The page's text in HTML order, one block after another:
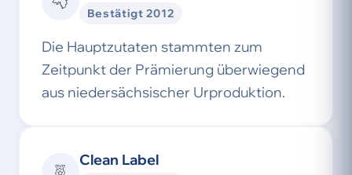
Bestätigt 2012
Die Hauptzutaten stammten zum
Zeitpunkt der Prämierung überwiegend
aus niedersächsischer Urproduktion.
Clean Label